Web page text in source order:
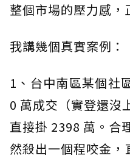
整個市場的壓力感，
我講幾個真實案例：
1、台中南區某個社
0 萬成交（實登還沒
直接掛 2398 萬。合
然殺出一個程咬金